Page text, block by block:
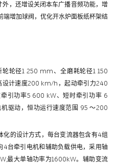
外，还增设关闭本车广播音频功能，增
端增加球阀，优化开水炉面板纸杯架结
轮径1 250 mm、全磨耗轮径1 150
计速度200 km/h，起动牵引力240
引功率5 600 kW、短时牵引功率 6
驱动，恒功运行速度范围 95 ～200
化的设计方式，每台变流器包含有4组
4台牵引电机和辅助负载供电，采用轴
最大单轴功率为1600kW。辅助变流